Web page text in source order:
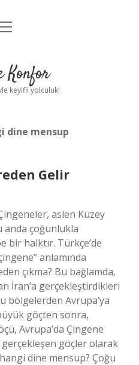
Uyarı
Konfor
keyifli yolculuk!
dine mensup
Gelir
aslen Kuzey
anda çoğunlukla
bir halktır. Türkçe’de
anlamında
çıkma? Bu bağlamda,
İran’a gerçekleştirdikleri
bölgelerden Avrupa’ya
göçten sonra,
Avrupa’da Çingene
gerçekleşen göçler olarak
dine mensup? Çoğu